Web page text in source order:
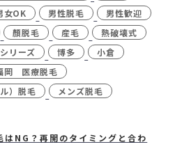
女OK 男性脱毛
男性歓迎
顏脱毛 産毛
熱破壊式
リーズ
博多
小倉
岡 医療脱毛
）脱毛
メンズ脱毛
はNG？再開のタイミングと合わ